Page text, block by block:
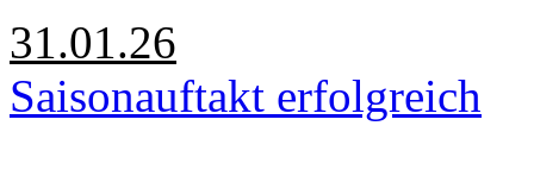
31.01.26
Saisonauftakt erfolgreich